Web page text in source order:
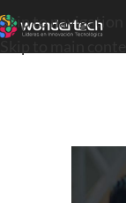
Skip to navigation